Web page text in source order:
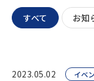
すべて お知
2023.05.02 イベ